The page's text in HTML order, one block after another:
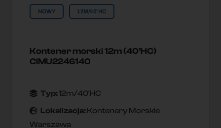
NOWY 12M/40'HC
Kontener morski 12m (40’HC)
CIMU2246140
Typ:12m/40'HC
Lokallzacja: Kontenery Morskie
Warszawa